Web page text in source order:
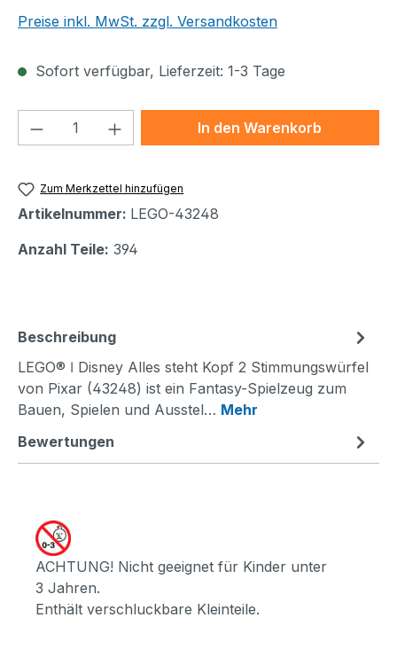
Preise inkl. MwSt. zzgl. Versandkosten
Sofort verfügbar, Lieferzeit: 1-3 Tage
Produkt Anzahl: Gib denIn den Warenkorb
Zum Merkzettel hinzufügen
Artikelnummer: LEGO-43248
Anzahl Teile: 394
Beschreibung
LEGO® ǀ Disney Alles steht Kopf 2 Stimmungswürfel
von Pixar (43248) ist ein Fantasy-Spielzeug zum
Bauen, Spielen und Ausstel… Mehr
Bewertungen
ACHTUNG! Nicht geeignet für Kinder unter
3 Jahren.
Enthält verschluckbare Kleinteile.